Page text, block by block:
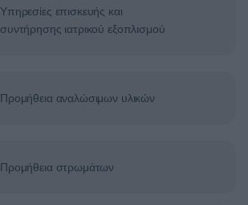
Υπηρεσίες επισκευής και
συντήρησης ιατρικού εξοπλισμού
Προμήθεια αναλώσιμων υλικών
Προμήθεια στρωμάτων